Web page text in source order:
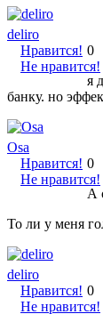
deliro
Нравится!
Не нравится!
0
я
банку. но
Osa
Нравится!
Не нравится!
0
А
То ли у меня
deliro
Нравится!
Не нравится!
0